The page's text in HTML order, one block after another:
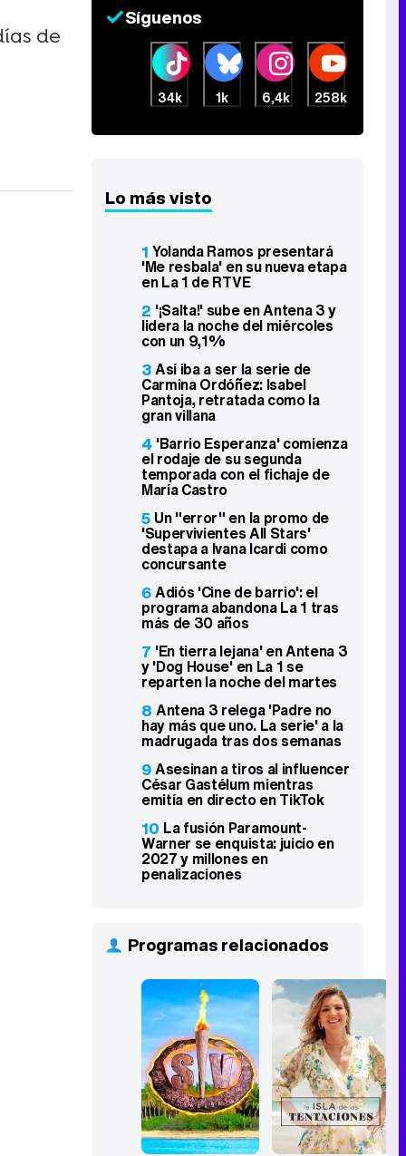
de
Síguenos
34k 1k 6,4k 258k
Lo más visto
1 Yolanda Ramos presentará
'Me resbala' en su nueva etapa
en La 1 de RTVE
2 '¡Salta!' sube en Antena 3 y
lidera la noche del miércoles
con un 9,1%
3Así iba a ser la serie de
Carmina Ordóñez: Isabel
Pantoja, retratada como la
gran villana
4 'Barrio Esperanza' comienza
el rodaje de su segunda
temporada con el fichaje de
María Castro
5 Un "error" en la promo de
'Supervivientes All Stars'
destapa a Ivana Icardi como
concursante
6Adiós 'Cine de barrio': el
programa abandona La 1 tras
más de 30 años
7 'En tierra lejana' en Antena 3
y 'Dog House' en La 1 se
reparten la noche del martes
8 Antena 3 relega 'Padre no
hay más que uno. La serie' a la
madrugada tras dos semanas
9Asesinan a tiros al influencer
César Gastélum mientras
emitía en directo en TikTok
10 La fusión Paramount-
Warner se enquista: juicio en
2027 y millones en
penalizaciones
Programas relacionados